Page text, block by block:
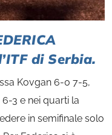
di Serbia.
Kovgan 6-0 7-5,
3 e nei quarti la
in semifinale solo